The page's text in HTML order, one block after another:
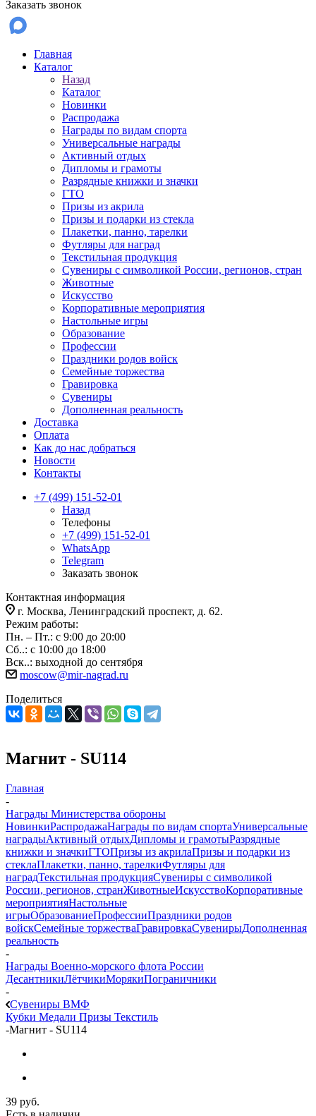
Заказать звонок
Главная
Каталог
Назад
Каталог
Новинки
Распродажа
Награды по видам спорта
Универсальные награды
Активный отдых
Дипломы и грамоты
Разрядные книжки и значки
ГТО
Призы из акрила
Призы и подарки из стекла
Плакетки, панно, тарелки
Футляры для наград
Текстильная продукция
Сувениры с символикой России, регионов, стран
Животные
Искусство
Корпоративные мероприятия
Настольные игры
Образование
Профессии
Праздники родов войск
Семейные торжества
Гравировка
Сувениры
Дополненная реальность
Доставка
Оплата
Как до нас добраться
Новости
Контакты
+7 (499) 151-52-01
Назад
Телефоны
+7 (499) 151-52-01
WhatsApp
Telegram
Заказать звонок
Контактная информация
г. Москва, Ленинградский проспект, д. 62.
Режим работы:
Пн. – Пт.: с 9:00 до 20:00
Сб..: с 10:00 до 18:00
Вск..: выходной до сентября
moscow@mir-nagrad.ru
Поделиться
Магнит - SU114
Главная
-
Награды Министерства обороны
НовинкиРаспродажаНаграды по видам спортаУниверсальные
наградыАктивный отдыхДипломы и грамотыРазрядные
книжки и значкиГТОПризы из акрилаПризы и подарки из
стеклаПлакетки, панно, тарелкиФутляры для
наградТекстильная продукцияСувениры с символикой
России, регионов, странЖивотныеИскусствоКорпоративные
мероприятияНастольные
игрыОбразованиеПрофессииПраздники родов
войскСемейные торжестваГравировкаСувенирыДополненная
реальность
-
Награды Военно-морского флота России
ДесантникиЛётчикиМорякиПограничники
-
Сувениры ВМФ
Кубки Медали Призы Текстиль
-Магнит - SU114
39 руб.